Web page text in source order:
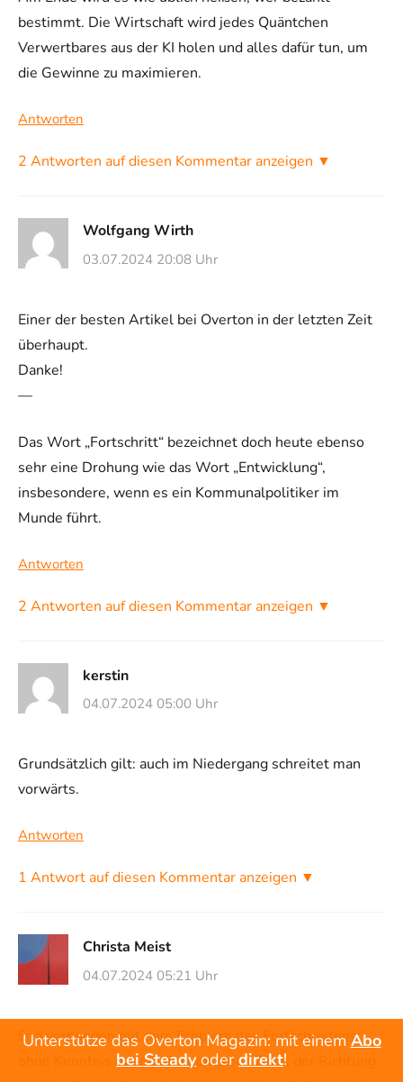
bestimmt. Die Wirtschaft wird jedes Quäntchen
Verwertbares aus der KI holen und alles dafür tun, um
die Gewinne zu maximieren.
Antworten
2 Antworten auf diesen Kommentar anzeigen ▼
Wolfgang Wirth
03.07.2024 20:08 Uhr
Einer der besten Artikel bei Overton in der letzten Zeit
überhaupt.
Danke!
—
Das Wort „Fortschritt“ bezeichnet doch heute ebenso
sehr eine Drohung wie das Wort „Entwicklung“,
insbesondere, wenn es ein Kommunalpolitiker im
Munde führt.
Antworten
2 Antworten auf diesen Kommentar anzeigen ▼
kerstin
04.07.2024 05:00 Uhr
Grundsätzlich gilt: auch im Niedergang schreitet man
vorwärts.
Antworten
1 Antwort auf diesen Kommentar anzeigen ▼
Christa Meist
04.07.2024 05:21 Uhr
Eng verbunden mit dem Problem des Fortschreitens:
ohne Kenntnis oder Definition eines Ziels, der Richtung
Unterstütze das Overton Magazin: mit einem Abo
bei Steady oderdirekt!